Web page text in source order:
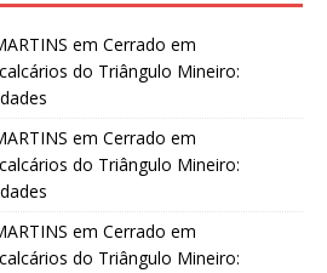
em Cerrado em
do Triângulo Mineiro:
em Cerrado em
do Triângulo Mineiro:
em Cerrado em
do Triângulo Mineiro: